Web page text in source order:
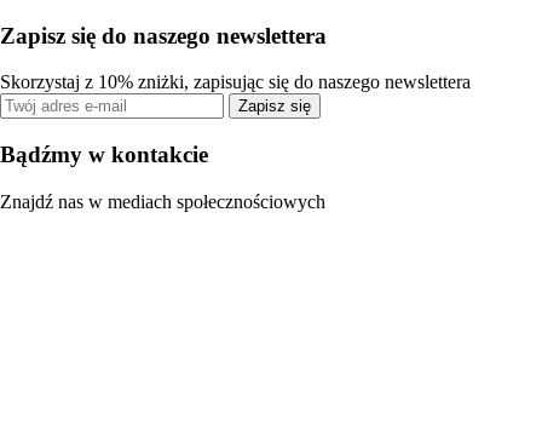
Zapisz się do naszego newslettera
Skorzystaj z 10% zniżki, zapisując się do naszego newslettera
Zapisz się
Bądźmy w kontakcie
Znajdź nas w mediach społecznościowych